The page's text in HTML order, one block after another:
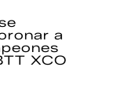
a
XCO